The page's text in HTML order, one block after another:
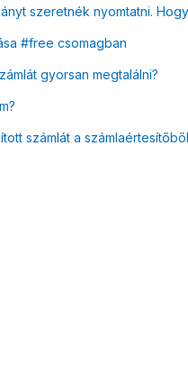
szeretnék nyomtatni.
#free csomagban
gyorsan megtalálni?
számlát a